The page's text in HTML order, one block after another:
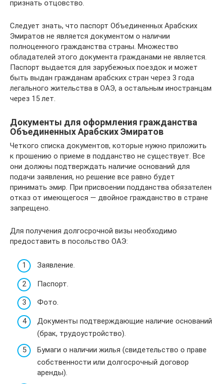
признать отцовство.
Следует знать, что паспорт Объединенных Арабских
Эмиратов не является документом о наличии
полноценного гражданства страны. Множество
обладателей этого документа гражданами не является.
Паспорт выдается для зарубежных поездок и может
быть выдан гражданам арабских стран через 3 года
легального жительства в ОАЭ, а остальным иностранцам
через 15 лет.
Документы для оформления гражданства
Объединенных Арабских Эмиратов
Четкого списка документов, которые нужно приложить
к прошению о приеме в подданство не существует. Все
они должны подтверждать наличие оснований для
подачи заявления, но решение все равно будет
принимать эмир. При присвоении подданства обязателен
отказ от имеющегося — двойное гражданство в стране
запрещено.
Для получения долгосрочной визы необходимо
предоставить в посольство ОАЭ:
Заявление.
Паспорт.
Фото.
Документы подтверждающие наличие оснований
(брак, трудоустройство).
Бумаги о наличии жилья (свидетельство о праве
собственности или долгосрочный договор
аренды).